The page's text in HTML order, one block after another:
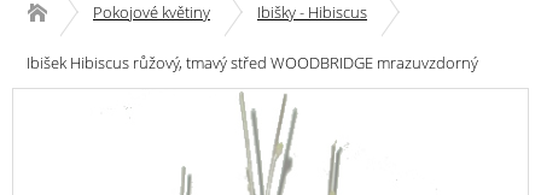
Pokojové květiny Ibišky - Hibiscus
Ibišek Hibiscus růžový, tmavý střed WOODBRIDGE mrazuvzdorný